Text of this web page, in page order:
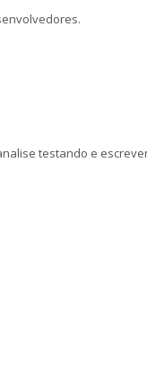
testando e